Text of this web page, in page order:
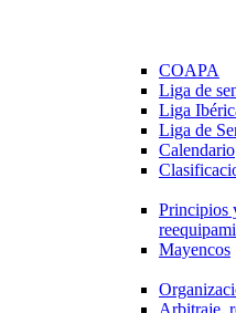
COAPA
Liga de
Liga
Liga de
Calendario
Principios
Mayencos
Arbitraje,